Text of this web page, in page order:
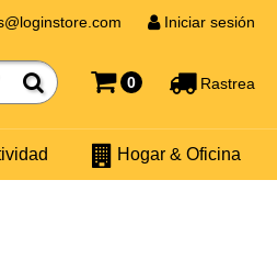
Iniciar sesión
0 Rastrea
Hogar & Oficina